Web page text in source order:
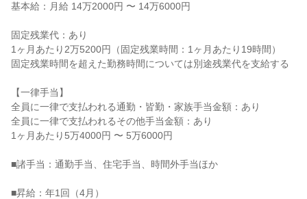
基本給：月給 14万2000円 〜 14万6000円
固定残業代：あり
1ヶ月あたり2万5200円（固定残業時間：1ヶ月あたり19時間）
固定残業時間を超えた勤務時間については別途残業代を支給する
【一律手当】
全員に一律で支払われる通勤・皆勤・家族手当金額：あり
全員に一律で支払われるその他手当金額：あり
1ヶ月あたり5万4000円 〜 5万6000円
■諸手当：通勤手当、住宅手当、時間外手当ほか
■昇給：年1回（4月）